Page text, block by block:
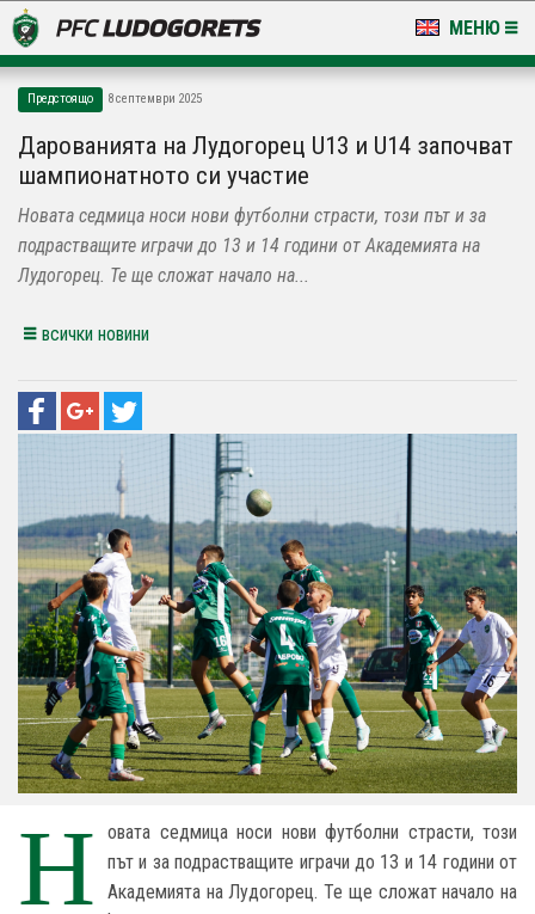
МЕНЮ
LUDOGORETS TV
НА ТЕРЕНА
СТАДИОН & БАЗИ
Предстоящо 8 септември 2025
Дарованията на Лудогорец U13 и U14 започват
шампионатното си участие
Новата седмица носи нови футболни страсти, този път и за
подрастващите играчи до 13 и 14 години от Академията на
Лудогорец. Те ще сложат начало на...
всички новини
Н
овата седмица носи нови футболни страсти, този
път и за подрастващите играчи до 13 и 14 години от
Академията на Лудогорец. Те ще сложат начало на